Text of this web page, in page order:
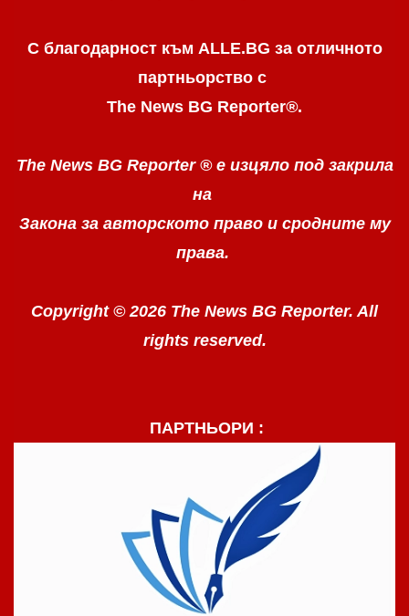
С благодарност към ALLE.BG за отличното
партньорство с
The News BG Reporter®.
The News BG Reporter ® е изцяло под закрила
на
Закона за авторското право и сродните му
права.
Copyright © 2026 The News BG Reporter. All
rights reserved.
ПАРТНЬОРИ :